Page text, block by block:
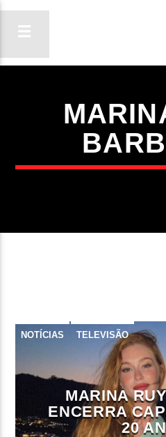
ON
FAIXA ATUAL
TÍTULO
ARTISTA
NOTÍCIAS TELEVISÃO
MARINA
ENCERRA
20